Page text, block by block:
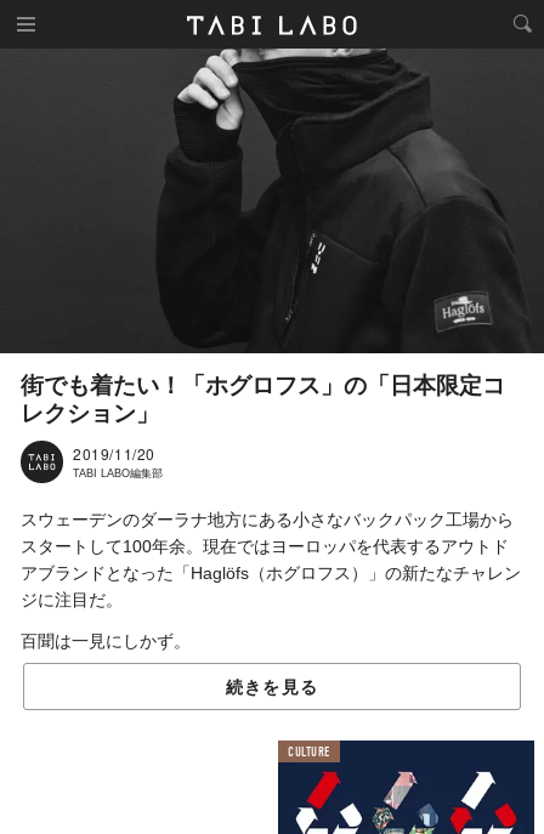
街でも着たい！「ホグロフス」の「日本限定コ
レクション」
2019/11/20
TABI LABO編集部
スウェーデンのダーラナ地方にある小さなバックパック工場から
スタートして100年余。現在ではヨーロッパを代表するアウトド
アブランドとなった「Haglöfs（ホグロフス）」の新たなチャレン
ジに注目だ。
百聞は一見にしかず。
まずはNEWアイテムの写真を。続きを見る
CULTURE